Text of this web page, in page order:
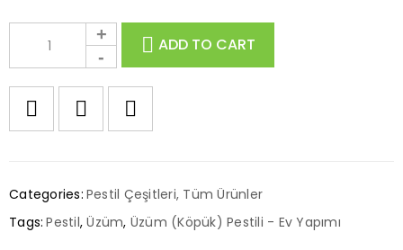
ADD TO CART
Categories: Pestil Çeşitleri, Tüm Ürünler
Tags: Pestil,Üzüm, Üzüm (Köpük) Pestili - Ev Yapımı